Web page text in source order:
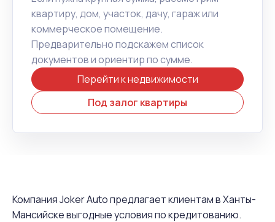
квартиру, дом, участок, дачу, гараж или
коммерческое помещение.
Предварительно подскажем список
документов и ориентир по сумме.
Перейти к недвижимости
Под залог квартиры
Компания Joker Auto предлагает клиентам в Ханты-
Мансийске выгодные условия по кредитованию.